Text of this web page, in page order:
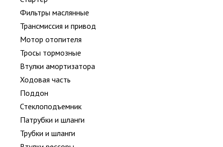
Фильтры маслянные
Трансмиссия и привод
Мотор отопителя
Тросы тормозные
Втулки амортизатора
Ходовая часть
Поддон
Стеклоподъемник
Патрубки и шланги
Трубки и шланги